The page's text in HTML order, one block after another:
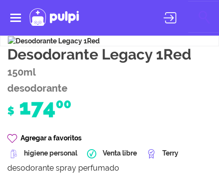
Toggle
navigation
Desodorante Legacy 1Red
150ml
desodorante
$ 17400
Agregar a favoritos
higiene personal
Venta libre Terry
desodorante spray perfumado